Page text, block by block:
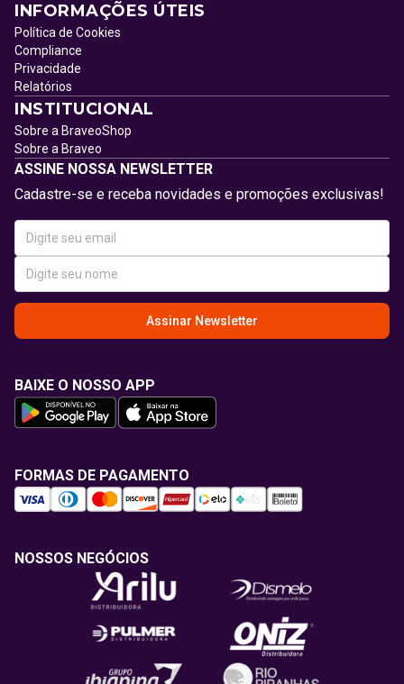
INFORMAÇÕES ÚTEIS
Política de Cookies
Compliance
Privacidade
Relatórios
INSTITUCIONAL
Sobre a BraveoShop
Sobre a Braveo
ASSINE NOSSA NEWSLETTER
Cadastre-se e receba novidades e promoções exclusivas!
Assinar Newsletter
BAIXE O NOSSO APP
FORMAS DE PAGAMENTO
NOSSOS NEGÓCIOS